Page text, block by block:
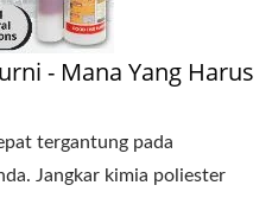
- Mana Yang Harus
tergantung pada
Jangkar kimia poliester